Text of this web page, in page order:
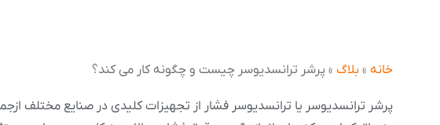
خانه » بلاگ » پرشر ترانسدیوسر چیست و چگونه کار می کند؟
پرشر ترانسدیوسر یا ترانسدیوسر فشار از تجهیزات کلیدی در صنایع مختلف